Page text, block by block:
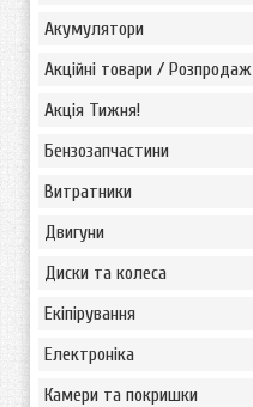
Акумулятори
Акційні товари / Розпродаж
Акція Тижня!
Бензозапчастини
Витратники
Двигуни
Диски та колеса
Екіпірування
Електроніка
Камери та покришки